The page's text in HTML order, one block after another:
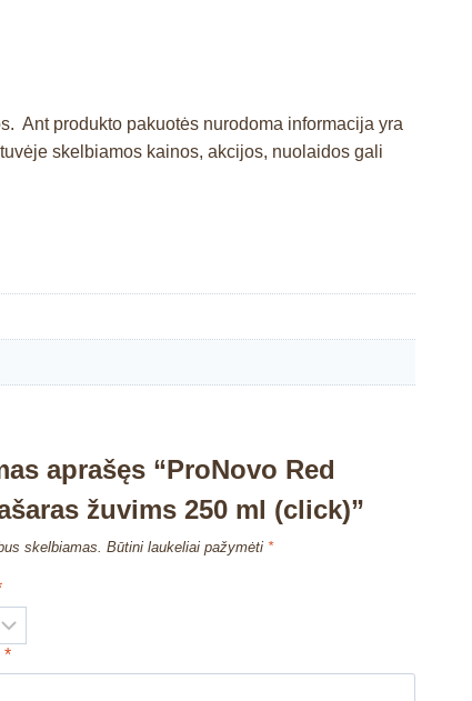
Ant produkto pakuotės nurodoma informacija yra
skelbiamos kainos, akcijos, nuolaidos gali
aprašęs “ProNovo Red
žuvims 250 ml (click)”
skelbiamas. Būtini laukeliai pažymėti *
*